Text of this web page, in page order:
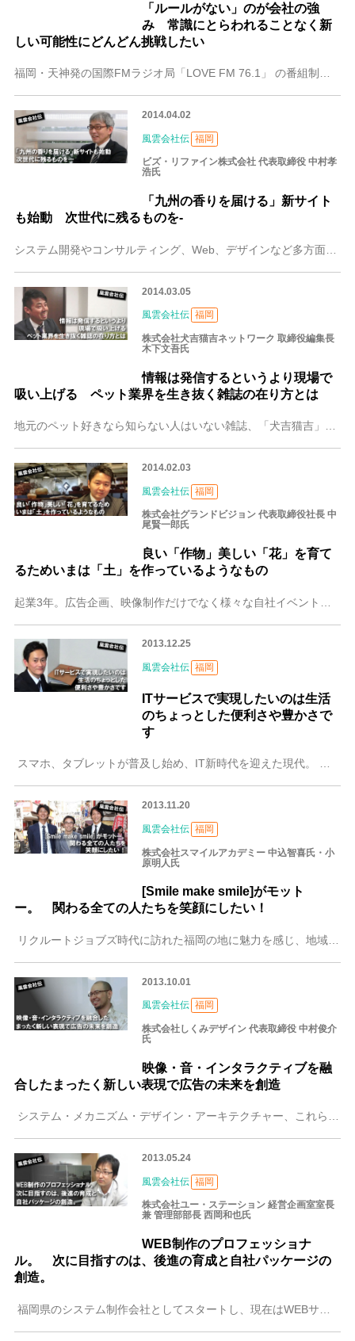
「ルールがない」のが会社の強
み 常識にとらわれることなく新
しい可能性にどんどん挑戦したい
福岡・天神発の国際FMラジオ局「LOVE FM 76.1」 の番組制作をはじめ、イベントの企画運営、広告やCMの制作、タレントやモデルなどの人材派遣、キャスティ
2014.04.02
風雲会社伝 福岡
ビズ・リファイン株式会社 代表取締役 中村孝
浩氏
「九州の香りを届ける」新サイト
も始動 次世代に残るものを-
システム開発やコンサルティング、Web、デザインなど多方面の事業を展開するビズ・リファイン株式会社。 この春オープンした「九州うまか野菜」のお話を中心に、事業に
2014.03.05
風雲会社伝 福岡
株式会社犬吉猫吉ネットワーク 取締役編集長
木下文吾氏
情報は発信するというより現場で
吸い上げる ペット業界を生き抜く雑誌の在り方とは
2014.02.03
風雲会社伝 福岡
株式会社グランドビジョン 代表取締役社長 中
尾賢一郎氏
良い「作物」美しい「花」を育て
るためいまは「土」を作っているようなもの
2013.12.25
風雲会社伝 福岡
ITサービスで実現したいのは生活
のちょっとした便利さや豊かさで
す
スマホ、タブレットが普及し始め、IT新時代を迎えた現代。 それらの端末を手にした私たちの暮らしは、この先どう変わっていくのでしょうか。 WEB・タブレットを活
2013.11.20
風雲会社伝 福岡
株式会社スマイルアカデミー 中込智喜氏・小
原明人氏
[Smile make smile]がモット
ー。 関わる全ての人たちを笑顔にしたい！
リクルートジョブズ時代に訪れた福岡の地に魅力を感じ、地域活性のために「スマ学」と「スマ割」の両輪で新たな挑戦に臨む二人、それが中込智喜氏と小原明人氏です。福岡
2013.10.01
風雲会社伝 福岡
株式会社しくみデザイン 代表取締役 中村俊介
氏
映像・音・インタラクティブを融
合したまったく新しい表現で広告の未来を創造
システム・メカニズム・デザイン・アーキテクチャー、これらをまとめて表現できる「しくみ」を社名に冠する福岡の注目企業、それが「しくみデザイン」です。通常の電子看
2013.05.24
風雲会社伝 福岡
株式会社ユー・ステーション 経営企画室室長
兼 管理部部長 西岡和也氏
WEB制作のプロフェッショナ
ル。 次に目指すのは、後進の育成と自社パッケージの
創造。